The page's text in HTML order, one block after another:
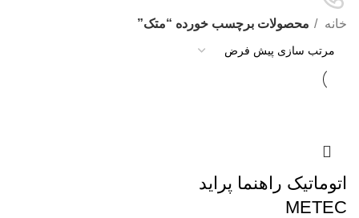
خانه محصولات برچسب خورده “متک”
اتوماتیک راهنما پراید
METEC